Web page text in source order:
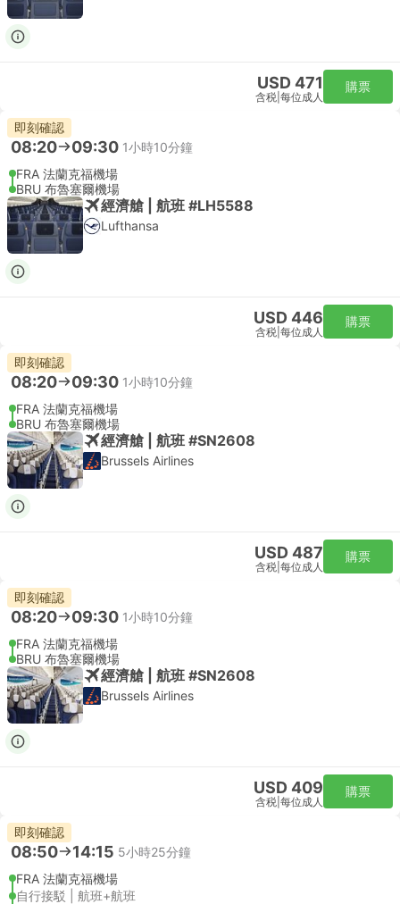
USD 471
含税 每位成人
購票
即刻確認
08:20 09:30 1小時10分鐘
FRA 法蘭克福機場
BRU 布魯塞爾機場
經濟艙 | 航班 #LH5588
Lufthansa
USD 446
含税 每位成人
購票
即刻確認
08:20 09:30 1小時10分鐘
FRA 法蘭克福機場
BRU 布魯塞爾機場
經濟艙 | 航班 #SN2608
Brussels Airlines
USD 487
含税 每位成人
購票
即刻確認
08:20 09:30 1小時10分鐘
FRA 法蘭克福機場
BRU 布魯塞爾機場
經濟艙 | 航班 #SN2608
Brussels Airlines
USD 409
含税 每位成人
購票
即刻確認
08:50 14:15 5小時25分鐘
FRA 法蘭克福機場
自行接駁 | 航班+航班